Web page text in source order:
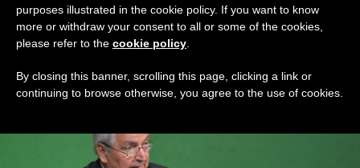
TAG
Posts Tagged ‘رقي’
DERNIÈRES NOUVELLES
purposes illustrated in the cookie policy. If you want to know
more or withdraw your consent to all or some of the cookies,
please refer to the cookie policy
By closing this banner, scrolling this page, clicking a link or
continuing to browse otherwise, you agree to the use of cookies.